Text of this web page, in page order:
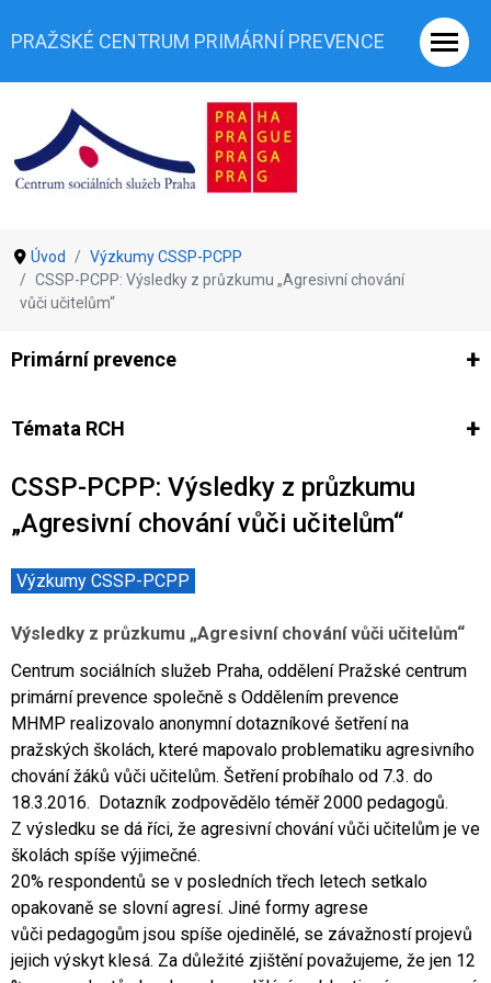
PRAŽSKÉ CENTRUM PRIMÁRNÍ PREVENCE
Úvod
Výzkumy CSSP-PCPP
CSSP-PCPP: Výsledky z průzkumu „Agresivní chování
vůči učitelům“
Primární prevence
Ze světa prevence
Témata RCH
Co je rizikové chování (RCH) Agrese a šikana Závislostní
CSSP-PCPP: Výsledky z průzkumu
„Agresivní chování vůči učitelům“
Výzkumy CSSP-PCPP
Výsledky z průzkumu „Agresivní chování vůči učitelům“
Centrum sociálních služeb Praha, oddělení Pražské centrum
primární prevence společně s Oddělením prevence
MHMP realizovalo anonymní dotazníkové šetření na
pražských školách, které mapovalo problematiku agresivního
chování žáků vůči učitelům. Šetření probíhalo od 7.3. do
18.3.2016. Dotazník zodpovědělo téměř 2000 pedagogů.
Z výsledku se dá říci, že agresivní chování vůči učitelům je ve
školách spíše výjimečné.
20% respondentů se v posledních třech letech setkalo
opakovaně se slovní agresí. Jiné formy agrese
vůči pedagogům jsou spíše ojedinělé, se závažností projevů
jejich výskyt klesá. Za důležité zjištění považujeme, že jen 12